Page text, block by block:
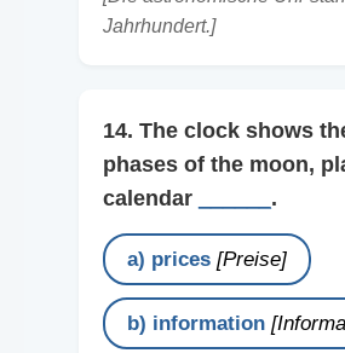
Jahrhundert.]
14. The clock shows
phases of the moon,
calendar
.
a) prices [Preise]
b) information